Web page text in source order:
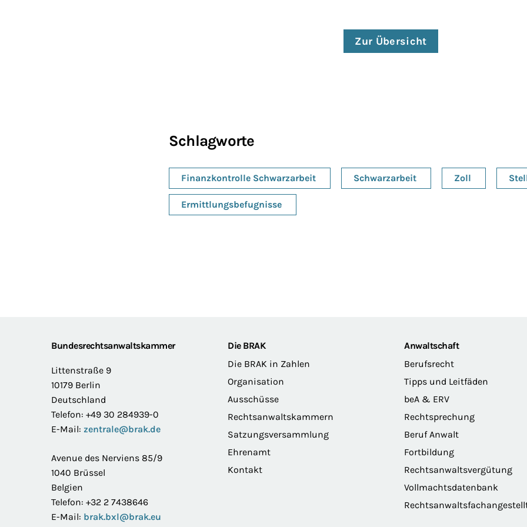
Zur Übersicht
Schlagworte
Finanzkontrolle Schwarzarbeit Schwarzarbeit Zoll
Ermittlungsbefugnisse
FooterBundesrechtsanwaltskammer
Littenstraße 9
10179 Berlin
Deutschland
Telefon: +49 30 284939-0
E-Mail: zentrale@brak.de
Avenue des Nerviens 85/9
1040 Brüssel
Belgien
Telefon: +32 2 7438646
E-Mail: brak.bxl@brak.eu
Die BRAK
Die BRAK in Zahlen
Organisation
Ausschüsse
Rechtsanwaltskammern
Satzungsversammlung
Ehrenamt
Kontakt
Anwaltschaft
Berufsrecht
Tipps und Leitfäden
beA & ERV
Rechtsprechung
Beruf Anwalt
Fortbildung
Rechtsanwaltsvergütung
Vollmachtsdatenbank